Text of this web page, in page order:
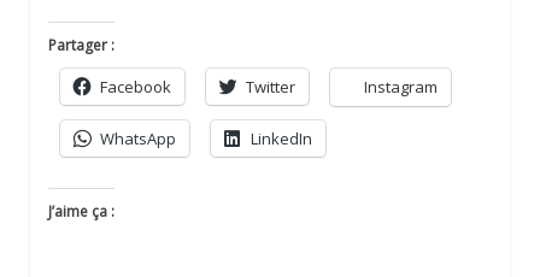
Partager :
Facebook Twitter Instagram
WhatsApp LinkedIn
J’aime ça :